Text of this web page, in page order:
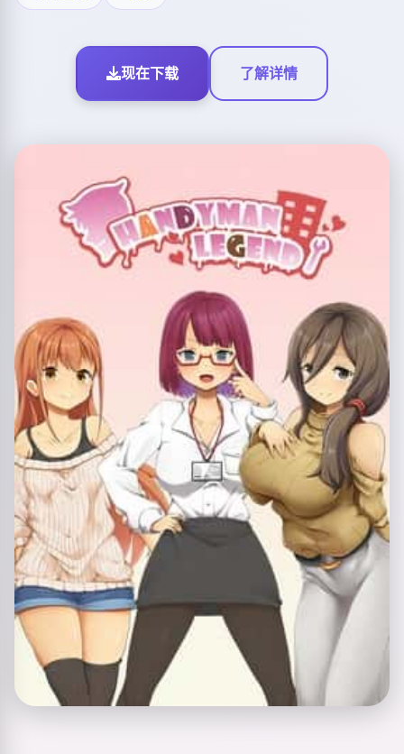
现在下载 了解详情